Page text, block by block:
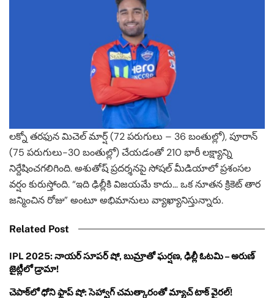
లక్నో తరఫున మిచెల్ మార్ష్ (72 పరుగులు – 36 బంతుల్లో), పూరాన్
(75 పరుగులు-30 బంతుల్లో) చేయడంతో 210 భారీ లక్ష్యాన్ని
నిర్దేషించగలిగింది. అశుతోష్ ప్రదర్శనపై సోషల్ మీడియాలో ప్రశంసల
వర్షం కురుస్తోంది. “ఇది ఢిల్లీకి విజయమే కాదు… ఒక నూతన క్రికెట్ తార
జన్మించిన రోజు” అంటూ అభిమానులు వ్యాఖ్యానిస్తున్నారు.
Related Post
IPL 2025: నాయర్ సూపర్ షో, బుమ్రాతో ఘర్షణ, ఢిల్లీ ఓటమి – అరుణ్
జైట్లీలో డ్రామా!
చెపాక్‌లో ధోని ఫ్లాప్ షో: సెహ్వాగ్ చమత్కారంతో మ్యాచ్ టాక్ వైరల్!